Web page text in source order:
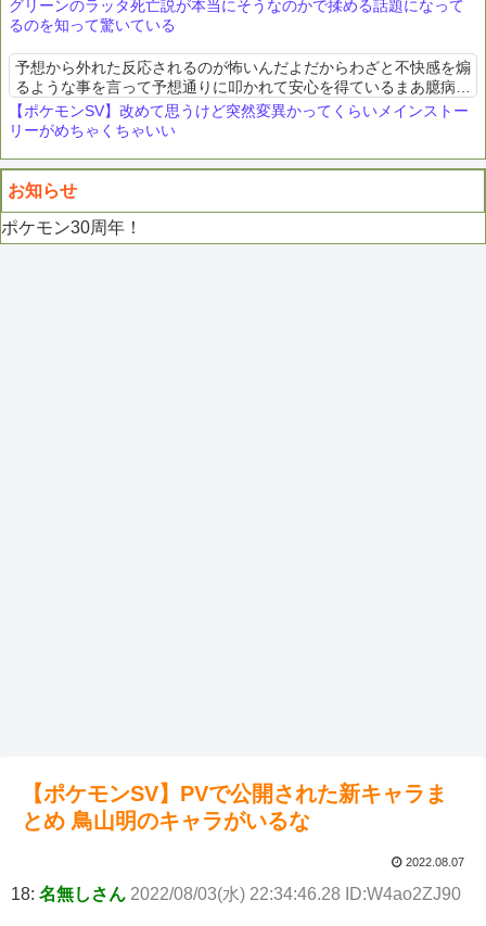
グリーンのラッタ死亡説が本当にそうなのかで揉める話題になって
るのを知って驚いている
予想から外れた反応されるのが怖いんだよだからわざと不快感を煽
るような事を言って予想通りに叩かれて安心を得ているまあ臆病で
可哀想な奴だから暖かく見守ってやってくれお前は次に「お前の事
だろ」と言う（予防線...
【ポケモンSV】改めて思うけど突然変異かってくらいメインストー
リーがめちゃくちゃいい
お知らせ
ポケモン30周年！
【ポケモンSV】PVで公開された新キャラま
とめ 鳥山明のキャラがいるな
2022.08.07
18: 名無しさん 2022/08/03(水) 22:34:46.28 ID:W4ao2ZJ90